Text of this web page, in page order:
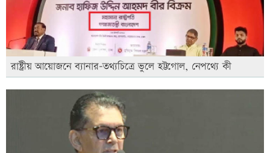
রাষ্ট্রীয় আয়োজনে ব্যানার-তথ্যচিত্রে ভুলে হট্টগোল, নেপথ্যে কী